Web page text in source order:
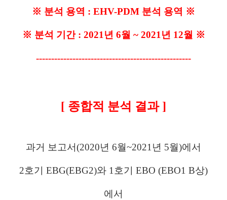
※ 분석 용역 : EHV-PDM 분석 용역 ※
※ 분석 기간 : 2021년 6월 ~ 2021년 12월 ※
---------------------------------------------------
[ 종합적 분석 결과 ]
과거 보고서(2020년 6월~2021년 5월)에서
2호기 EBG(EBG2)와 1호기 EBO (EBO1 B상)
에서